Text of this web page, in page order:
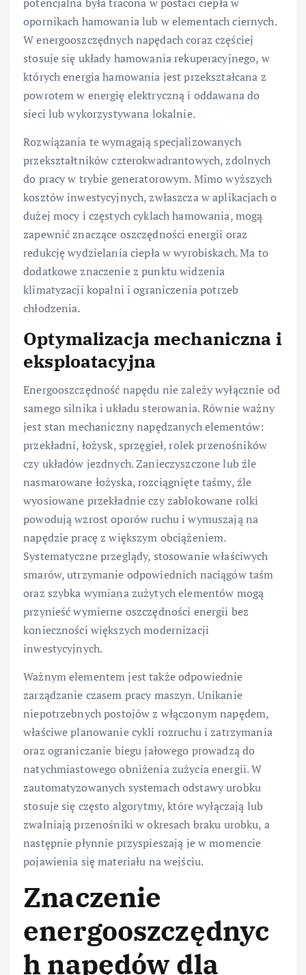
opornikach hamowania lub w elementach ciernych.
W energooszczędnych napędach coraz częściej
stosuje się układy hamowania rekuperacyjnego, w
których energia hamowania jest przekształcana z
powrotem w energię elektryczną i oddawana do
sieci lub wykorzystywana lokalnie.
Rozwiązania te wymagają specjalizowanych
przekształtników czterokwadrantowych, zdolnych
do pracy w trybie generatorowym. Mimo wyższych
kosztów inwestycyjnych, zwłaszcza w aplikacjach o
dużej mocy i częstych cyklach hamowania, mogą
zapewnić znaczące oszczędności energii oraz
redukcję wydzielania ciepła w wyrobiskach. Ma to
dodatkowe znaczenie z punktu widzenia
klimatyzacji kopalni i ograniczenia potrzeb
chłodzenia.
Optymalizacja mechaniczna i
eksploatacyjna
Energooszczędność napędu nie zależy wyłącznie od
samego silnika i układu sterowania. Równie ważny
jest stan mechaniczny napędzanych elementów:
przekładni, łożysk, sprzęgieł, rolek przenośników
czy układów jezdnych. Zanieczyszczone lub źle
nasmarowane łożyska, rozciągnięte taśmy, źle
wyosiowane przekładnie czy zablokowane rolki
powodują wzrost oporów ruchu i wymuszają na
napędzie pracę z większym obciążeniem.
Systematyczne przeglądy, stosowanie właściwych
smarów, utrzymanie odpowiednich naciągów taśm
oraz szybka wymiana zużytych elementów mogą
przynieść wymierne oszczędności energii bez
konieczności większych modernizacji
inwestycyjnych.
Ważnym elementem jest także odpowiednie
zarządzanie czasem pracy maszyn. Unikanie
niepotrzebnych postojów z włączonym napędem,
właściwe planowanie cykli rozruchu i zatrzymania
oraz ograniczanie biegu jałowego prowadzą do
natychmiastowego obniżenia zużycia energii. W
zautomatyzowanych systemach odstawy urobku
stosuje się często algorytmy, które wyłączają lub
zwalniają przenośniki w okresach braku urobku, a
następnie płynnie przyspieszają je w momencie
pojawienia się materiału na wejściu.
Znaczenie
energooszczędnyc
h napędów dla